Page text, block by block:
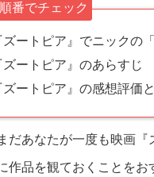
番でチェック
ズートピア』でニックの
ズートピア』のあらすじ
ズートピア』の感想評
だあなたが一度も映画
作品を観ておくことをお